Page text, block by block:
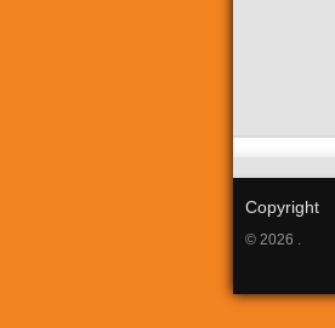
Copyright
© 2026 .